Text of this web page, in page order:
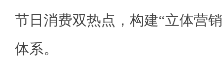
节日消费双热点，构建“立体营
体系。